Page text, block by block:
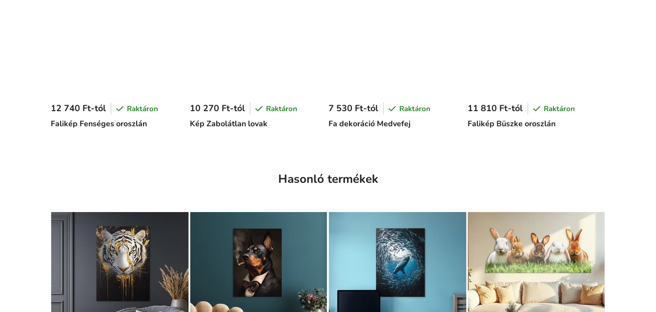
Falikép Fenséges oroszlán
12 740 Ft-tól Raktáron
Kép Zabolátlan lovak
10 270 Ft-tól Raktáron
Fa dekoráció Medvefej
7 530 Ft-tól Raktáron
Falikép Büszke oroszlán
11 810 Ft-tól Raktáron
Hasonló termékek